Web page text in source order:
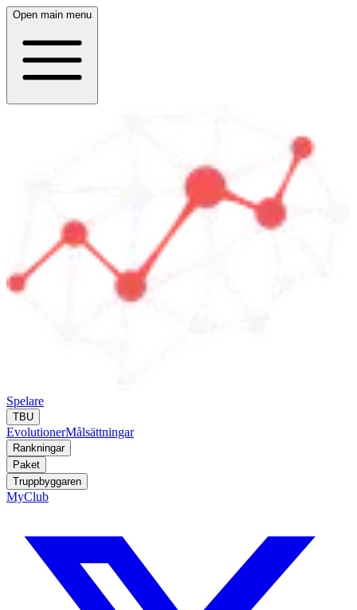
Open main menu
Spelare
TBU
EvolutionerMålsättningar
Rankningar
Paket
Truppbyggaren
MyClub